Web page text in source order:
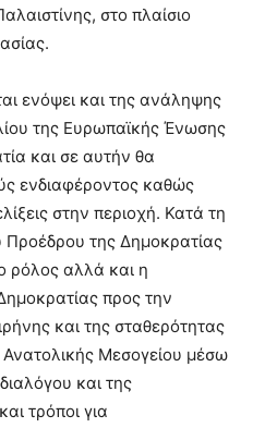
στο πλαίσιο
ενόψει και της ανάληψης
της Ευρωπαϊκής Ένωσης
και σε αυτήν θα
ενδιαφέροντος καθώς
στην περιοχή. Κατά τη
Προέδρου της Δημοκρατίας
ρόλος αλλά και η
προς την
και της σταθερότητας
Μεσογείου μέσω
και της
τρόποι για